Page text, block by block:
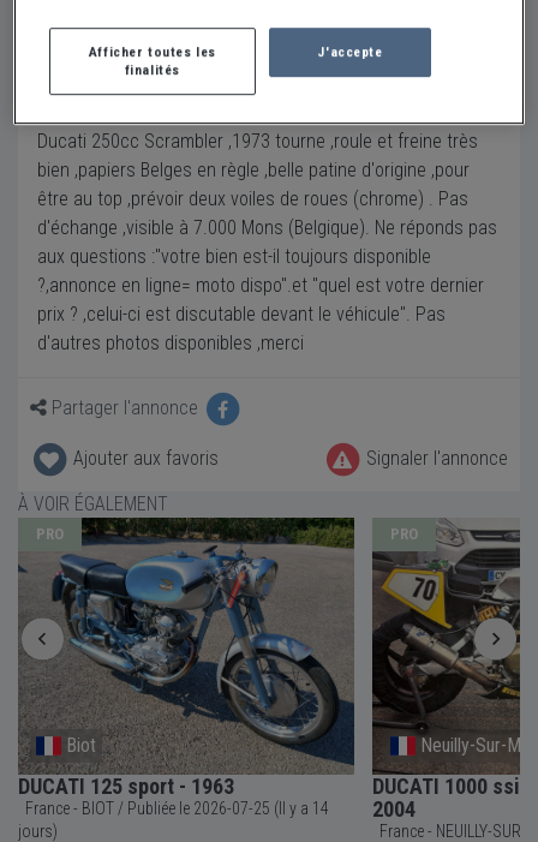
Description
Ducati 250cc Scrambler ,1973 tourne ,roule et freine très
bien ,papiers Belges en règle ,belle patine d'origine ,pour
être au top ,prévoir deux voiles de roues (chrome) . Pas
d'échange ,visible à 7.000 Mons (Belgique). Ne réponds pas
aux questions :''votre bien est-il toujours disponible
?,annonce en ligne= moto dispo".et "quel est votre dernier
prix ? ,celui-ci est discutable devant le véhicule". Pas
d'autres photos disponibles ,merci
Partager l'annonce
Ajouter aux favoris
Signaler l'annonce
À VOIR ÉGALEMENT
PRO
Biot
DUCATI 125 sport - 1963
France - BIOT / Publiée le 2026-07-25 (Il y a 14
jours)
PRO
Neuilly-Sur-
DUCATI 1000
2004
France - NEUILLY-SUR-MARNE /
Afficher toutes les
finalités
J'accepte